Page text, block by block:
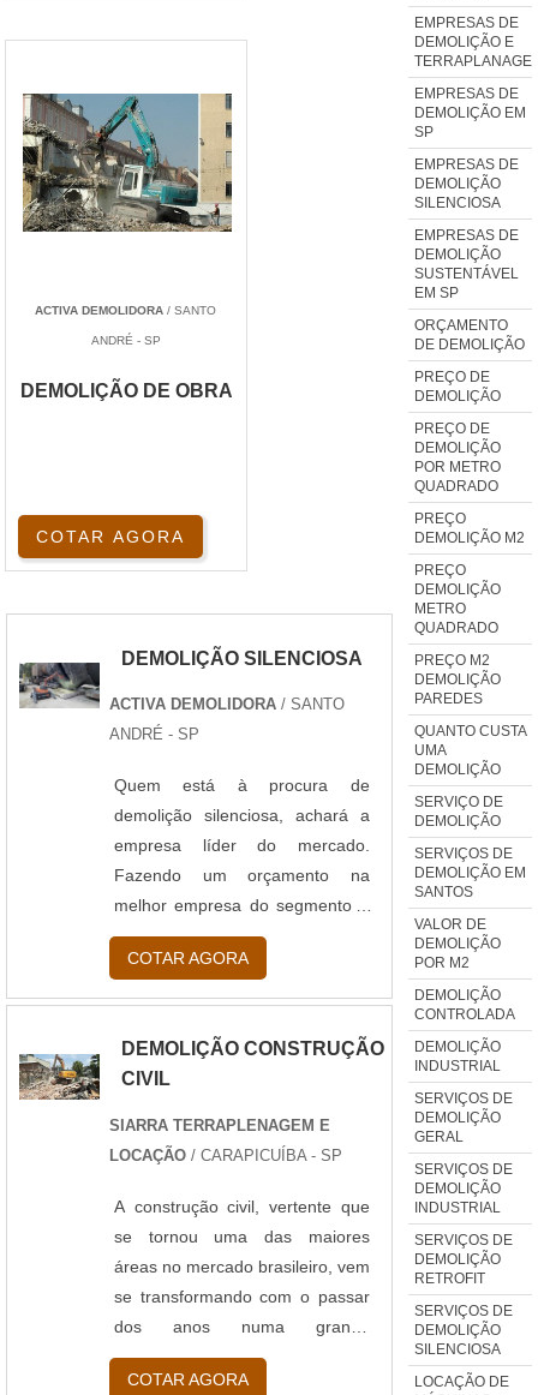
ACTIVA DEMOLIDORA / SANTO
ANDRÉ - SP
DEMOLIÇÃO DE OBRA
COTAR AGORA
DEMOLIÇÃO SILENCIOSA
ACTIVA DEMOLIDORA / SANTO
ANDRÉ - SP
Quem está à procura de
demolição silenciosa, achará a
empresa líder do mercado.
Fazendo um orçamento na
melhor empresa do segmento e
conhecendo a líder em
qualidade.DETALHES SOBRE
DEMOLIÇÃO SILENCIOSAQuem
em uma empresa comprometida
com seus serviços, acha o site
da Activa Demolidora. Com
grande expressão de mercado
retrofit e escavação, focando em
tecnologia e desenvolvimento no
que gera resultado ao
cliente.Ainda com uma visão
analítica sobre demolição
silenciosa, sempre deve-se
buscar uma empresa que tenha
COTAR AGORA
DEMOLIÇÃO CONSTRUÇÃO
CIVIL
SIARRA TERRAPLENAGEM E
LOCAÇÃO / CARAPICUÍBA - SP
A construção civil, vertente que
se tornou uma das maiores
áreas no mercado brasileiro, vem
se transformando com o passar
dos anos numa grande
consumidora de recursos
naturais e consequentemente a
COTAR AGORA
EMPRESAS DE
DEMOLIÇÃO E
EMPRESAS DE
DEMOLIÇÃO EM
SP
EMPRESAS DE
DEMOLIÇÃO
SILENCIOSA
EMPRESAS DE
DEMOLIÇÃO
SUSTENTÁVEL
EM SP
ORÇAMENTO
DE DEMOLIÇÃO
PREÇO DE
DEMOLIÇÃO
PREÇO DE
DEMOLIÇÃO
POR METRO
QUADRADO
PREÇO
DEMOLIÇÃO M2
PREÇO
DEMOLIÇÃO
METRO
QUADRADO
PREÇO M2
DEMOLIÇÃO
PAREDES
QUANTO CUSTA
UMA
DEMOLIÇÃO
SERVIÇO DE
DEMOLIÇÃO
SERVIÇOS DE
DEMOLIÇÃO EM
SANTOS
VALOR DE
DEMOLIÇÃO
POR M2
DEMOLIÇÃO
CONTROLADA
DEMOLIÇÃO
INDUSTRIAL
SERVIÇOS DE
DEMOLIÇÃO
GERAL
SERVIÇOS DE
DEMOLIÇÃO
INDUSTRIAL
SERVIÇOS DE
DEMOLIÇÃO
RETROFIT
SERVIÇOS DE
DEMOLIÇÃO
SILENCIOSA
LOCAÇÃO DE